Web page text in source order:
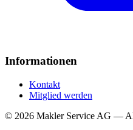
Informationen
Kontakt
Mitglied werden
© 2026 Makler Service AG —